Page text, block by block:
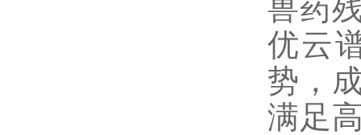
兽药
优云
势，
满足